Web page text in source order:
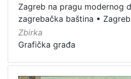
Zagreb na pragu modernog
zagrebačka baština •
Zbirka
Grafička građa